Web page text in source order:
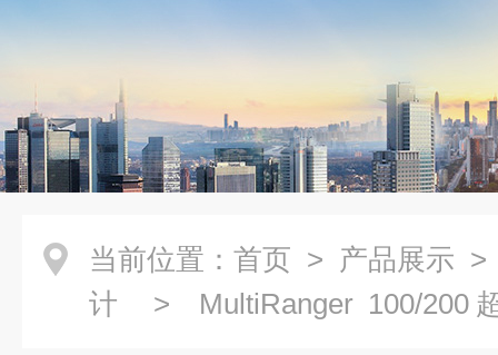
当前位置： 首页 > 产品展示
计
> MultiRanger 100/